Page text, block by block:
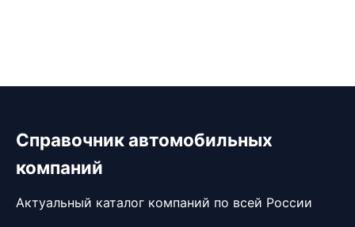
Справочник автомобильных
компаний
Актуальный каталог компаний по всей России